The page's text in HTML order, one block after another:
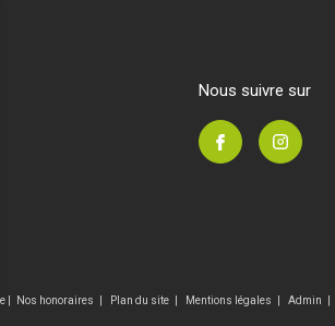
nous suivre sur
| Nos honoraires Plan du site Mentions légales Admin